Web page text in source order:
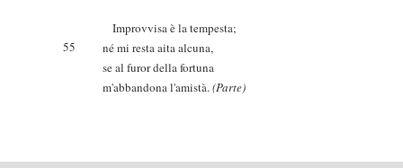
Improvvisa è la tempesta;
55
né mi resta aita alcuna,
se al furor della fortuna
m'abbandona l'amistà.(Parte)